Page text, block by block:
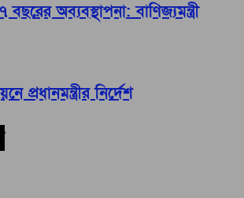
বছরের অব্যবস্থাপনা: বাণিজ্যমন্ত্রী
প্রধানমন্ত্রীর নির্দেশ